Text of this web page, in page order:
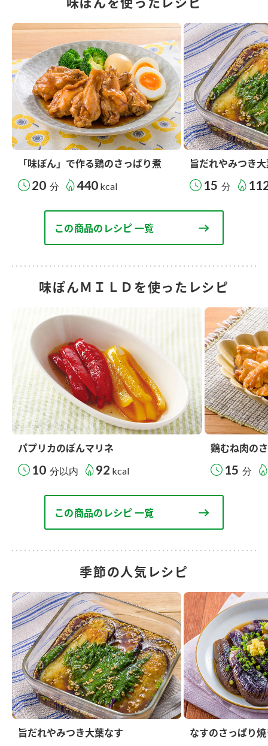
「味ぽん」で作る鶏のさっぱり煮
20 分 440 kcal
旨だれやみつき
15 分
この商品のレシピ 一覧
味ぽんＭＩＬＤを使ったレシピ
パプリカのぽんマリネ
10 分以内 92 kcal
鶏むね肉の
15 分
この商品のレシピ 一覧
季節の人気レシピ
旨だれやみつき大葉なす なすのさっぱり